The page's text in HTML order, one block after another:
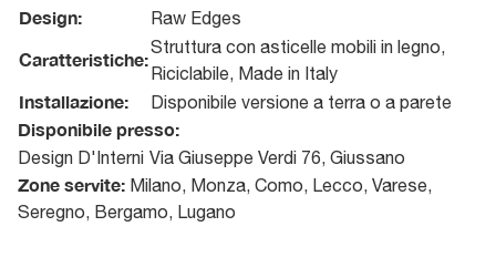
Design: Raw Edges
Caratteristiche:
Struttura con asticelle mobili in legno,
Riciclabile, Made in Italy
Installazione: Disponibile versione a terra o a parete
Disponibile presso:
Design D'Interni Via Giuseppe Verdi 76, Giussano
Zone servite: Milano, Monza, Como, Lecco, Varese,
Seregno, Bergamo, Lugano